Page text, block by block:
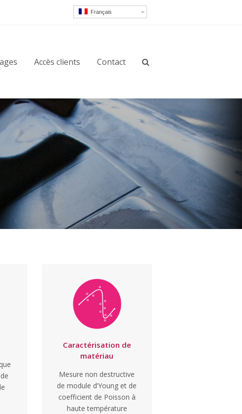
Français
Accès clients Contact
Caractérisation de
matériau
Mesure non destructive
de module d’Young et de
coefficient de Poisson à
haute température